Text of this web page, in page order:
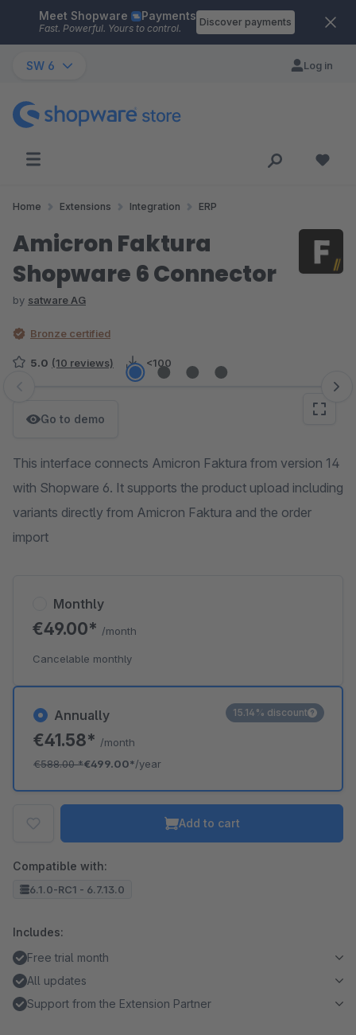
Skip to main content
Meet Shopware Payments
Fast. Powerful. Yours to control.
Discover payments
SW 6 Log in
Home Extensions Integration ERP
Amicron Faktura
Shopware 6 Connector
by satware AG
Bronze certified
5.0 (10 reviews) <100
Skip image gallery
Go to demo
This interface connects Amicron Faktura from version 14
with Shopware 6. It supports the product upload including
variants directly from Amicron Faktura and the order
import
Annually
€41.58* /month
€588.00*€499.00*/year
15.14% discount
Monthly
€49.00* /month
Cancelable monthly
Add to cart
Compatible with:
6.1.0-RC1 - 6.7.13.0
Includes:
Free trial month
All updates
Support from the Extension Partner